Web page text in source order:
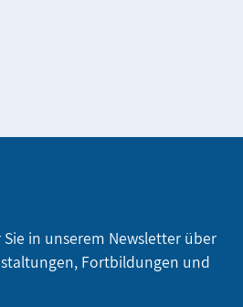
in unserem Newsletter über
Fortbildungen und